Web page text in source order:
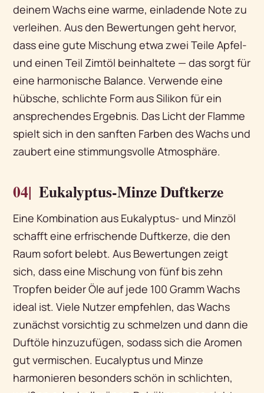
deinem Wachs eine warme, einladende Note zu
verleihen. Aus den Bewertungen geht hervor,
dass eine gute Mischung etwa zwei Teile Apfel-
und einen Teil Zimtöl beinhaltete — das sorgt für
eine harmonische Balance. Verwende eine
hübsche, schlichte Form aus Silikon für ein
ansprechendes Ergebnis. Das Licht der Flamme
spielt sich in den sanften Farben des Wachs und
zaubert eine stimmungsvolle Atmosphäre.
04| Eukalyptus-Minze Duftkerze
Eine Kombination aus Eukalyptus- und Minzöl
schafft eine erfrischende Duftkerze, die den
Raum sofort belebt. Aus Bewertungen zeigt
sich, dass eine Mischung von fünf bis zehn
Tropfen beider Öle auf jede 100 Gramm Wachs
ideal ist. Viele Nutzer empfehlen, das Wachs
zunächst vorsichtig zu schmelzen und dann die
Duftöle hinzuzufügen, sodass sich die Aromen
gut vermischen. Eucalyptus und Minze
harmonieren besonders schön in schlichten,